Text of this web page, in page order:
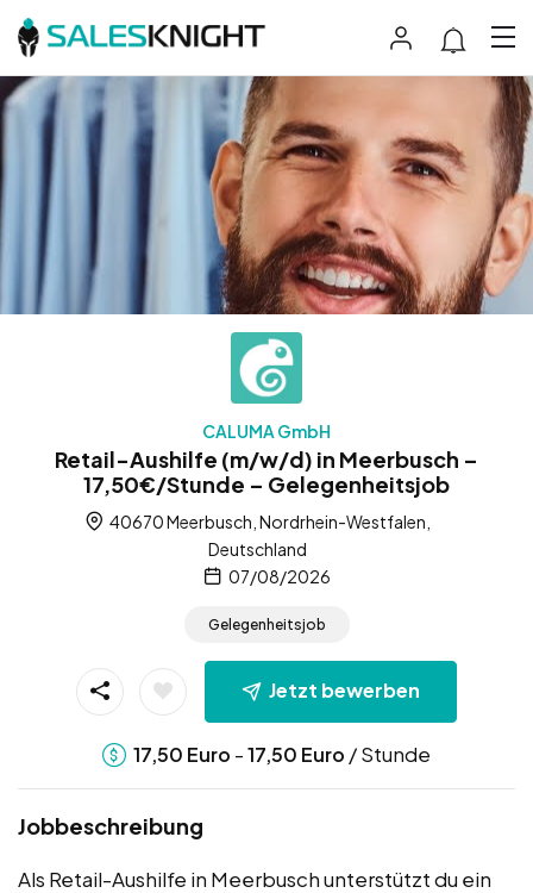
CALUMA GmbH
Retail-Aushilfe (m/w/d) in Meerbusch –
17,50€/Stunde – Gelegenheitsjob
40670 Meerbusch, Nordrhein-Westfalen,
Deutschland
07/08/2026
Gelegenheitsjob
Jetzt bewerben
17,50 Euro -17,50 Euro / Stunde
Jobbeschreibung
Als Retail-Aushilfe in Meerbusch unterstützt du ein